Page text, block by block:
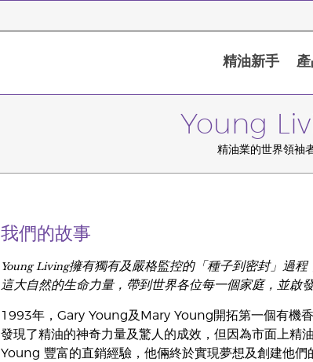
精油新手
Young
精油業的世界領袖
我們的故事
Young Living擁有獨有及嚴格監控的「種子到密封」過
這大自然的生命力量，帶到世界各位每一個家庭，並啟
1993年，Gary Young及Mary Young開拓第一個有機
發現了精油的神奇力量及驚人的成效，但因為市面上精
Young 豐富的直銷經驗，他倆終於實現夢想及創建他